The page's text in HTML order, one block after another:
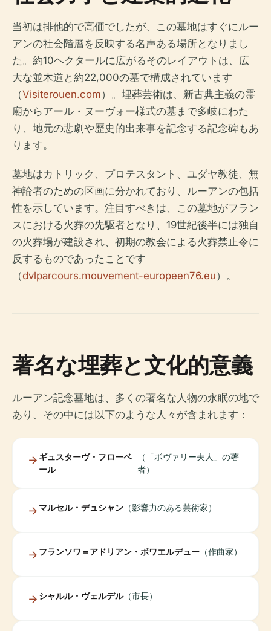
当初は排他的で高価でしたが、この墓地はすぐにルー
アンの社会階層を反映する名声ある場所となりまし
た。約10ヘクタールに広がるそのレイアウトは、広
大な並木道と約22,000の墓で構成されています
（Visiterouen.com）。埋葬芸術は、新古典主義の霊
廟からアール・ヌーヴォー様式の墓まで多岐にわた
り、地元の悲劇や歴史的出来事を記念する記念碑もあ
ります。
墓地はカトリック、プロテスタント、ユダヤ教徒、無
神論者のための区画に分かれており、ルーアンの包括
性を示しています。注目すべきは、この墓地がフラン
スにおける火葬の先駆者となり、19世紀後半には独自
の火葬場が建設され、初期の教会による火葬禁止令に
反するものであったことです
（dvlparcours.mouvement-europeen76.eu）。
著名な埋葬と文化的意義
ルーアン記念墓地は、多くの著名な人物の永眠の地で
あり、その中には以下のような人々が含まれます：
ギュスターヴ・フローベ
ール
（「ボヴァリー夫人」の著
者）
マルセル・デュシャン （影響力のある芸術家）
フランソワ＝アドリアン・ボワエルデュー （作曲家）
シャルル・ヴェルデル（市長）